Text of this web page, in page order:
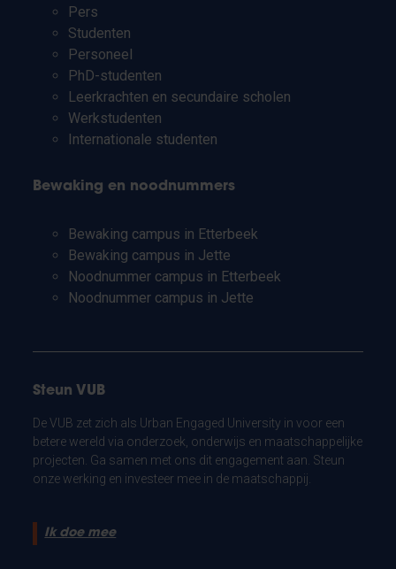
Pers
Studenten
Personeel
PhD-studenten
Leerkrachten en secundaire scholen
Werkstudenten
Internationale studenten
Bewaking en noodnummers
Bewaking campus in Etterbeek
Bewaking campus in Jette
Noodnummer campus in Etterbeek
Noodnummer campus in Jette
Steun VUB
De VUB zet zich als Urban Engaged University in voor een
betere wereld via onderzoek, onderwijs en maatschappelijke
projecten. Ga samen met ons dit engagement aan. Steun
onze werking en investeer mee in de maatschappij.
Ik doe mee